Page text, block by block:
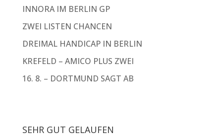
INNORA IM BERLIN GP
ZWEI LISTEN CHANCEN
DREIMAL HANDICAP IN BERLIN
KREFELD – AMICO PLUS ZWEI
16. 8. – DORTMUND SAGT AB
SEHR GUT GELAUFEN